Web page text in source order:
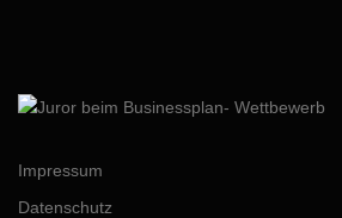
Impressum
Datenschutz